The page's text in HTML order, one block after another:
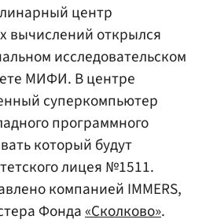
центр
вычислений открылся
исследовательском
МИФИ. В центре
суперкомпьютер
программного
который будут
лицея №1511.
компанией IMMERS,
Фонда«Сколково».